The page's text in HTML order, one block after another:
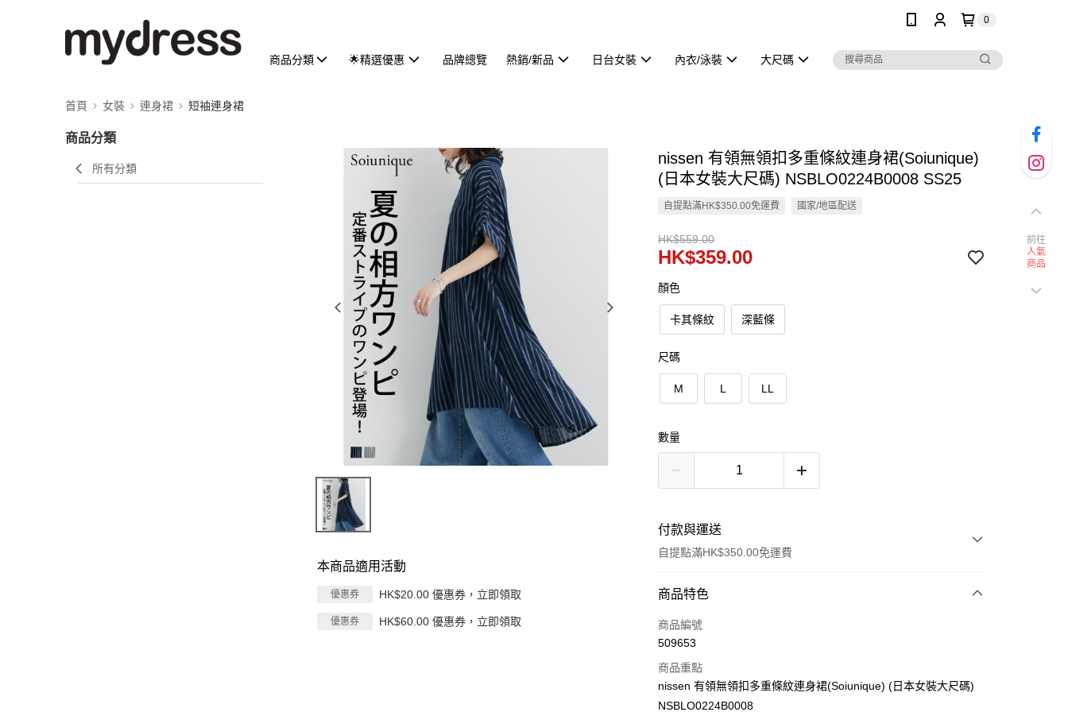
0
商品分類 🌟精選優惠 品牌總覽 熱銷/新品 日台女裝 內衣/泳裝 大尺碼
首頁 女裝 連身裙 短袖連身裙
商品分類
所有分類
本商品適用活動
優惠券 HK$20.00 優惠券，立即領取
優惠券 HK$60.00 優惠券，立即領取
nissen 有領無領扣多重條紋連身裙(Soiunique)
(日本女裝大尺碼) NSBLO0224B0008 SS25
自提點滿HK$350.00免運費 國家/地區配送
HK$559.00
HK$359.00
顏色
卡其條紋 深藍條
尺碼
M L LL
數量
付款與運送
自提點滿HK$350.00免運費
付款方式
信用卡
AlipayHK
商品特色
商品編號
509653
商品重點
nissen 有領無領扣多重條紋連身裙(Soiunique) (日本女裝大尺碼)
NSBLO0224B0008
前往
人氣
商品